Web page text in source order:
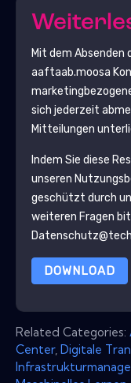
Mit dem Absenden
aaftaab.moosa
sich jederzeit
Mitteilungen
Indem Sie diese
unseren
geschützt durch
weiteren Fragen
DOWNLOAD
Related Categories:
Center, Digitale